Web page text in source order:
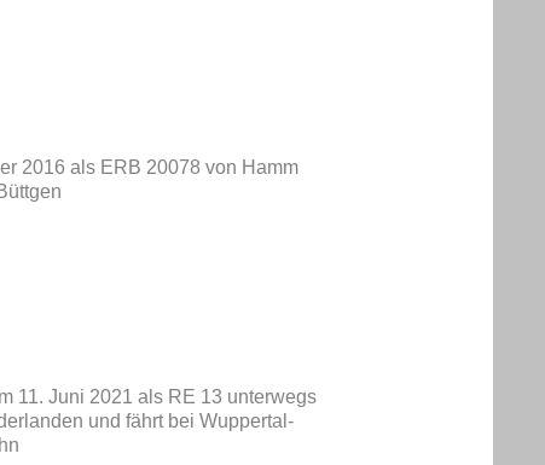
2016 als ERB 20078 von Hamm
11. Juni 2021 als RE 13 unterwegs
und fährt bei Wuppertal-